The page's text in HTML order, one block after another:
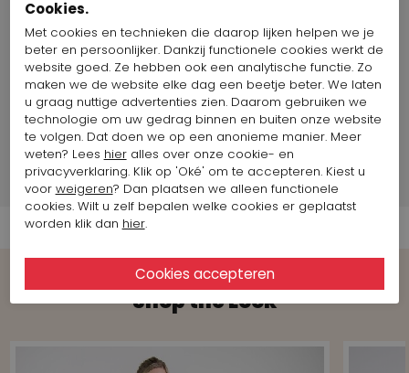
Binnenzool
uitneembaar:
Plateauzool:
2 cm
Land van productie:
Spanje
Maat artikel op foto:
Maat 38
Merk Informatie
Verzend informatie
Shop the Look
Cookies.
Met cookies en technieken die daarop lijken helpen we je
beter en persoonlijker. Dankzij functionele cookies werkt de
website goed. Ze hebben ook een analytische functie. Zo
maken we de website elke dag een beetje beter. We laten
u graag nuttige advertenties zien. Daarom gebruiken we
technologie om uw gedrag binnen en buiten onze website
te volgen. Dat doen we op een anonieme manier. Meer
weten? Lees hieralles over onze cookie- en
privacyverklaring. Klik op 'Oké' om te accepteren. Kiest u
voor weigeren? Dan plaatsen we alleen functionele
cookies. Wilt u zelf bepalen welke cookies er geplaatst
worden klik dan hier.